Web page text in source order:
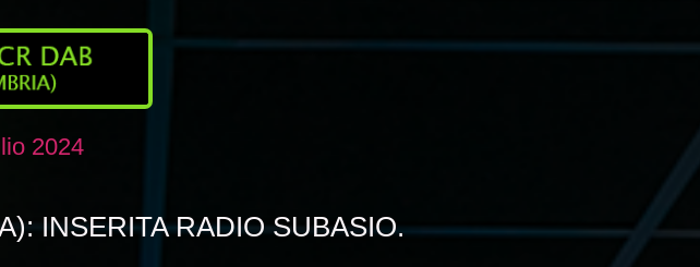
2024
INSERITA RADIO SUBASIO.